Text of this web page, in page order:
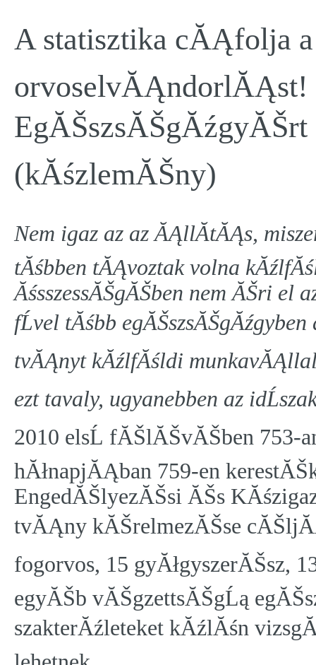
A statisztika cĂĄfolja a
EgĂŠszsĂŠgĂźgyĂŠrt
(kĂśzlemĂŠny)
Nem igaz az az ĂĄllĂ­tĂĄs,
tĂśbben tĂĄvoztak volna
ĂśsszessĂŠgĂŠben nem ĂŠri el
fĹvel tĂśbb
tvĂĄnyt kĂźlfĂśldi
ezt tavaly, ugyanebben az
2010 elsĹ fĂŠlĂŠvĂŠben 753-
hĂłnapjĂĄban 759-en
EngedĂŠlyezĂŠsi ĂŠs
tvĂĄny kĂŠrelmezĂŠse
fogorvos, 15 gyĂłgyszerĂŠsz,
egyĂŠb vĂŠgzettsĂŠgĹą
szakterĂźleteket kĂźlĂśn